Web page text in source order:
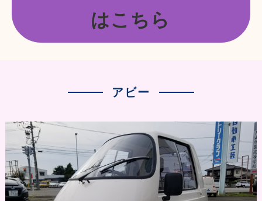
はこちら
アビー